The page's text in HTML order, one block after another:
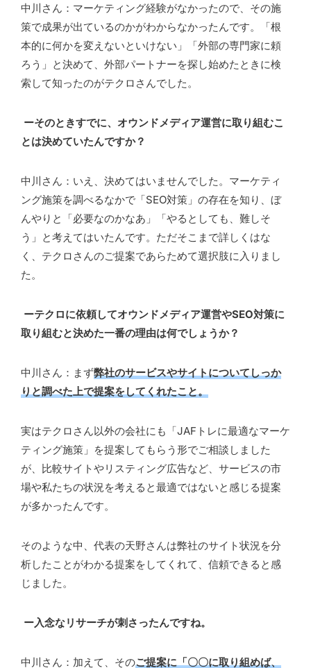
中川さん：マーケティング経験がなかったので、その施
策で成果が出ているのかがわからなかったんです。「根
本的に何かを変えないといけない」「外部の専門家に頼
ろう」と決めて、外部パートナーを探し始めたときに検
索して知ったのがテクロさんでした。
ーそのときすでに、オウンドメディア運営に取り組むこ
とは決めていたんですか？
中川さん：いえ、決めてはいませんでした。マーケティ
ング施策を調べるなかで「SEO対策」の存在を知り、ぼ
んやりと「必要なのかなあ」「やるとしても、難しそ
う」と考えてはいたんです。ただそこまで詳しくはな
く、テクロさんのご提案であらためて選択肢に入りまし
た。
ーテクロに依頼してオウンドメディア運営やSEO対策に
取り組むと決めた一番の理由は何でしょうか？
中川さん：まず弊社のサービスやサイトについてしっか
りと調べた上で提案をしてくれたこと。
実はテクロさん以外の会社にも「JAFトレに最適なマーケ
ティング施策」を提案してもらう形でご相談しました
が、比較サイトやリスティング広告など、サービスの市
場や私たちの状況を考えると最適ではないと感じる提案
が多かったんです。
そのような中、代表の天野さんは弊社のサイト状況を分
析したことがわかる提案をしてくれて、信頼できると感
じました。
ー入念なリサーチが刺さったんですね。
中川さん：加えて、そのご提案に「〇〇に取り組めば、